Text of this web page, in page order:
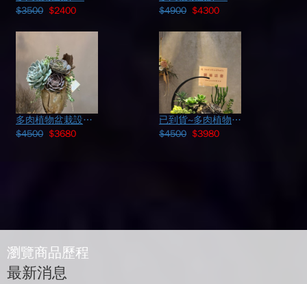
$3500 $2400
$4900 $4300
多肉植物盆栽設計 ~新品 111042625
$4500 $3680
已到貨~多肉植物設計109040618
$4500 $3980
瀏覽商品歷程
最新消息